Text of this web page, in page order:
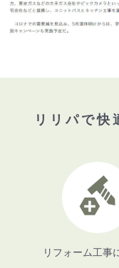
リリパで快
リフォーム工事